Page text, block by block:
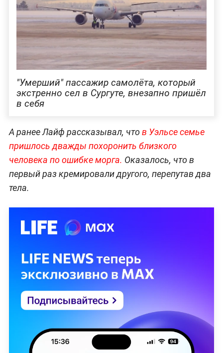
"Умерший" пассажир самолёта, который
экстренно сел в Сургуте, внезапно пришёл
в себя
А ранее Лайф рассказывал, чтов Уэльсе семье
пришлось дважды похоронить близкого
человека по ошибке морга. Оказалось, что в
первый раз кремировали другого, перепутав два
тела.